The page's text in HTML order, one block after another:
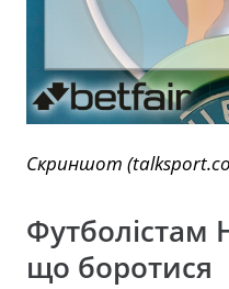
Скриншот
Футболістам
що боротися